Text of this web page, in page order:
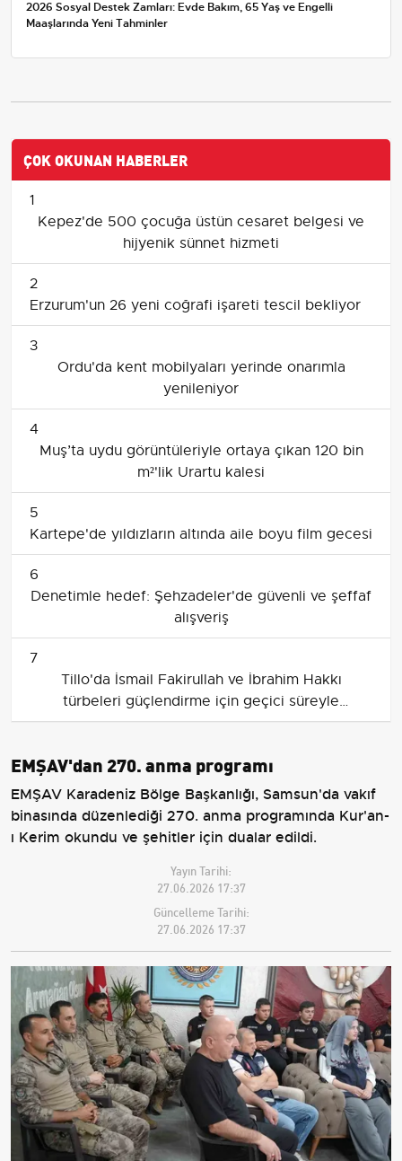
2026 Sosyal Destek Zamları: Evde Bakım, 65 Yaş ve Engelli
Maaşlarında Yeni Tahminler
ÇOK OKUNAN HABERLER
1
Kepez'de 500 çocuğa üstün cesaret belgesi ve
hijyenik sünnet hizmeti
2
Erzurum'un 26 yeni coğrafi işareti tescil bekliyor
3
Ordu'da kent mobilyaları yerinde onarımla
yenileniyor
4
Muş’ta uydu görüntüleriyle ortaya çıkan 120 bin
m²'lik Urartu kalesi
5
Kartepe'de yıldızların altında aile boyu film gecesi
6
Denetimle hedef: Şehzadeler'de güvenli ve şeffaf
alışveriş
7
Tillo'da İsmail Fakirullah ve İbrahim Hakkı
türbeleri güçlendirme için geçici süreyle
kapatılacak
EMŞAV'dan 270. anma programı
EMŞAV Karadeniz Bölge Başkanlığı, Samsun'da vakıf
binasında düzenlediği 270. anma programında Kur'an-
ı Kerim okundu ve şehitler için dualar edildi.
Yayın Tarihi:
27.06.2026 17:37
Güncelleme Tarihi:
27.06.2026 17:37